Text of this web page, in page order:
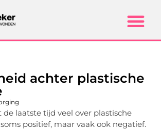
achter plastische
de laatste tijd veel over plastische
positief, maar vaak ook negatief.